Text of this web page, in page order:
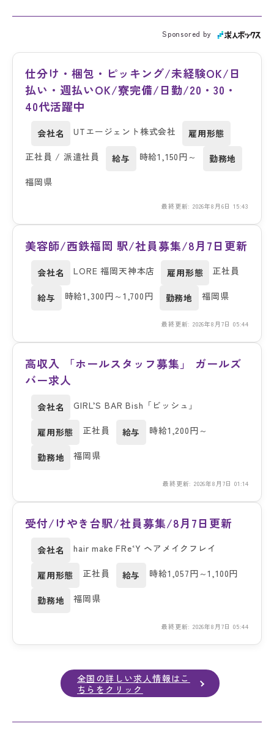
Sponsored by
仕分け・梱包・ピッキング/未経験OK/日
払い・週払いOK/寮完備/日勤/20・30・
40代活躍中
会社名 UTエージェント株式会社
雇用形態
正社員 / 派遣社員
給与 時給1,150円～
勤務地
福岡県
最終更新: 2026年8月6日 15:43
美容師/西鉄福岡 駅/社員募集/8月7日更新
会社名 LORE 福岡天神本店 雇用形態 正社員
給与 時給1,300円～1,700円 勤務地 福岡県
最終更新: 2026年8月7日 05:44
高収入 「ホールスタッフ募集」 ガールズ
バー求人
会社名 GIRL’S BAR Bish「ビッシュ」
雇用形態 正社員 給与 時給1,200円～
勤務地 福岡県
最終更新: 2026年8月7日 01:14
受付/けやき台駅/社員募集/8月7日更新
会社名 hair make FRe‘Y ヘアメイクフレイ
雇用形態 正社員 給与 時給1,057円～1,100円
勤務地 福岡県
最終更新: 2026年8月7日 05:44
全国の詳しい求人情報はこ
ちらをクリック